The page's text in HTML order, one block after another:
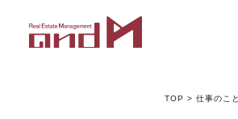
TOP >仕事のこと